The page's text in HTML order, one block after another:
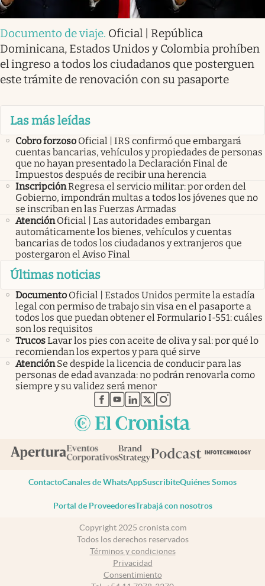
Documento de viaje. Oficial | República
Dominicana, Estados Unidos y Colombia prohíben
el ingreso a todos los ciudadanos que posterguen
este trámite de renovación con su pasaporte
Las más leídas
Cobro forzoso Oficial | IRS confirmó que embargará
cuentas bancarias, vehículos y propiedades de personas
que no hayan presentado la Declaración Final de
Impuestos después de recibir una herencia
InscripciónRegresa el servicio militar: por orden del
Gobierno, impondrán multas a todos los jóvenes que no
se inscriban en las Fuerzas Armadas
Atención Oficial | Las autoridades embargan
automáticamente los bienes, vehículos y cuentas
bancarias de todos los ciudadanos y extranjeros que
postergaron el Aviso Final
Últimas noticias
Documento Oficial | Estados Unidos permite la estadía
legal con permiso de trabajo sin visa en el pasaporte a
todos los que puedan obtener el Formulario I-551: cuáles
son los requisitos
TrucosLavar los pies con aceite de oliva y sal: por qué lo
recomiendan los expertos y para qué sirve
Atención Se despide la licencia de conducir para las
personas de edad avanzada: no podrán renovarla como
siempre y su validez será menor
abre en nueva pestaña
abre en nueva pestaña
abre en nueva pestaña
abre en nueva pestaña
abre en nueva pestaña
ContactoCanales de WhatsAppSuscribiteQuiénes Somos
Portal de ProveedoresTrabajá con nosotros
Copyright 2025 cronista.com
Todos los derechos reservados
Términos y condiciones
Privacidad
Consentimiento